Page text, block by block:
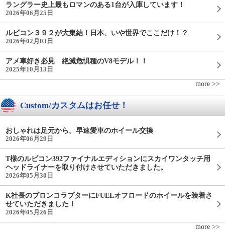
ラングラー史上最もロマンのある1台が入庫しています！
2026年06月25日
ルビコン３９２が大集結！日本、いや世界でここだけ！？
2026年02月03日
アメ車好き必見 絶滅危惧種のV8モデル！！
2025年10月13日
more >>
Custom/カスタムはお任せ！
おしゃれは足元から。早速愛車のホイール交換
2026年06月29日
T様のルビコン392ファイナルエディションにスカイワンタッチ用
ヘッドライナーを取り付けさせていただきました。
2026年05月30日
K社長のブロンコラプターにFUELオフロードのホイールを装着さ
せていただきました！
2026年05月26日
more >>